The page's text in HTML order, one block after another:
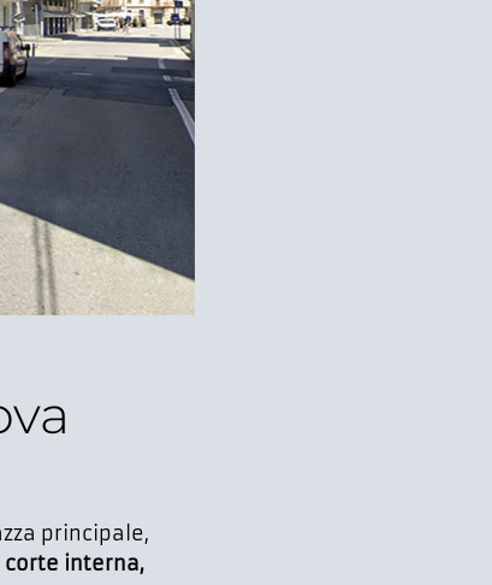
principale,
corte interna,